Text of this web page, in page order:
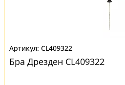
CL409322
Бра Дрезден CL409322